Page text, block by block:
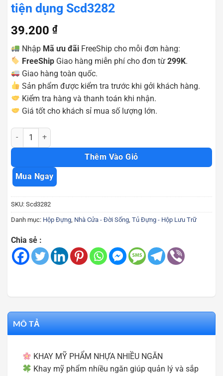
tiện dụng Scd3282
39.200 ₫
Nhập Mã ưu đãi FreeShip cho mỗi đơn hàng:
FreeShip Giao hàng miễn phí cho đơn từ299K.
Giao hàng toàn quốc.
Sản phẩm được kiểm tra trước khi gởi khách hàng.
Kiểm tra hàng và thanh toán khi nhận.
Giá tốt cho khách sỉ mua số lượng lớn.
Khay mỹ phẩm nhựa nhiều ngăn tiện dụng Scd3282 số lượng
Thêm Vào Giỏ
Mua Ngay
SKU: Scd3282
Danh mục: Hộp Đựng, Nhà Cửa - Đời Sống, Tủ Đựng - Hộp Lưu Trữ
Chia sẻ :
MÔ TẢ
KHAY MỸ PHẨM NHỰA NHIỀU NGĂN
Khay mỹ phẩm nhiều ngăn giúp quản lý và sắp